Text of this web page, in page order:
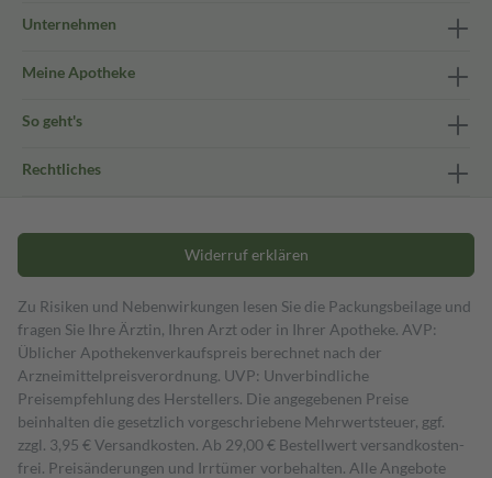
Unternehmen
Meine Apotheke
So geht's
Rechtliches
Widerruf erklären
Zu Risiken und Nebenwirkungen lesen Sie die Packungsbeilage und
fragen Sie Ihre Ärztin, Ihren Arzt oder in Ihrer Apotheke. AVP:
Üblicher Apothekenverkaufspreis berechnet nach der
Arzneimittelpreisverordnung. UVP: Unverbindliche
Preisempfehlung des Herstellers. Die angegebenen Preise
beinhalten die gesetzlich vorgeschriebene Mehrwertsteuer, ggf.
zzgl. 3,95 € Versandkosten. Ab 29,00 € Bestell­wert versand­kosten­
frei. Preisänderungen und Irrtümer vorbehalten. Alle Angebote